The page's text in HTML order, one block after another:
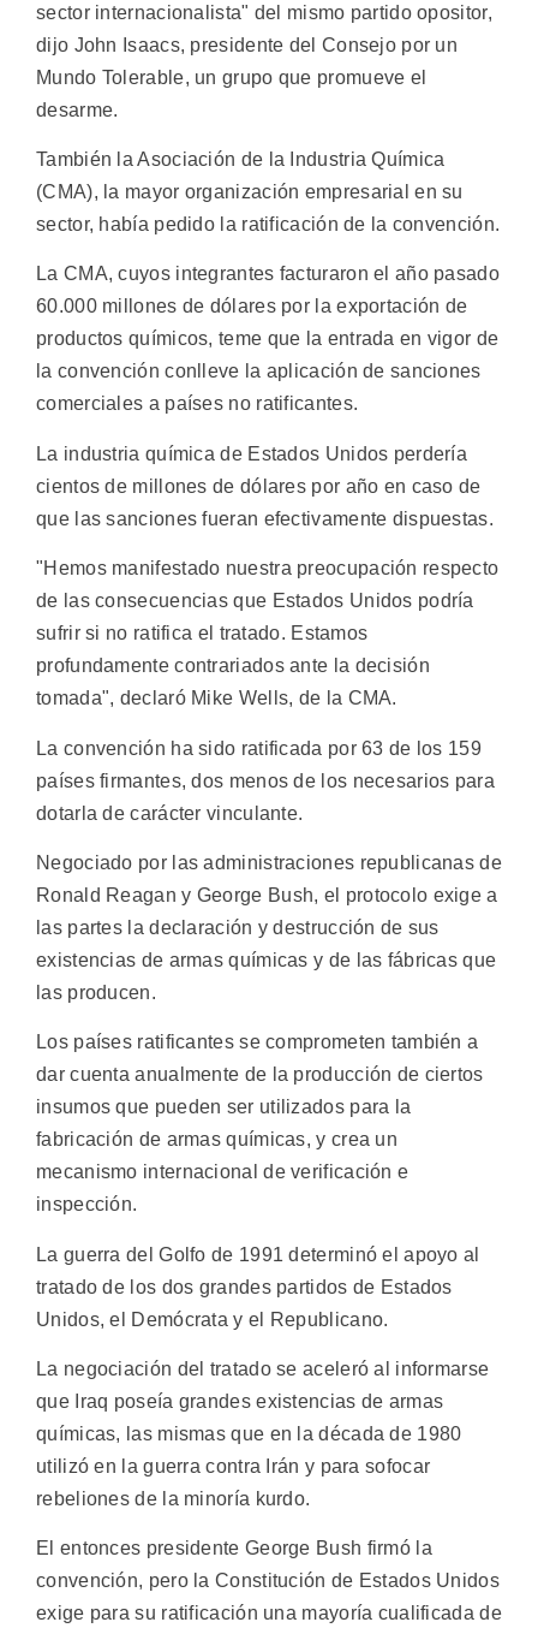
sector internacionalista" del mismo partido opositor,
dijo John Isaacs, presidente del Consejo por un
Mundo Tolerable, un grupo que promueve el
desarme.
También la Asociación de la Industria Química
(CMA), la mayor organización empresarial en su
sector, había pedido la ratificación de la convención.
La CMA, cuyos integrantes facturaron el año pasado
60.000 millones de dólares por la exportación de
productos químicos, teme que la entrada en vigor de
la convención conlleve la aplicación de sanciones
comerciales a países no ratificantes.
La industria química de Estados Unidos perdería
cientos de millones de dólares por año en caso de
que las sanciones fueran efectivamente dispuestas.
"Hemos manifestado nuestra preocupación respecto
de las consecuencias que Estados Unidos podría
sufrir si no ratifica el tratado. Estamos
profundamente contrariados ante la decisión
tomada", declaró Mike Wells, de la CMA.
La convención ha sido ratificada por 63 de los 159
países firmantes, dos menos de los necesarios para
dotarla de carácter vinculante.
Negociado por las administraciones republicanas de
Ronald Reagan y George Bush, el protocolo exige a
las partes la declaración y destrucción de sus
existencias de armas químicas y de las fábricas que
las producen.
Los países ratificantes se comprometen también a
dar cuenta anualmente de la producción de ciertos
insumos que pueden ser utilizados para la
fabricación de armas químicas, y crea un
mecanismo internacional de verificación e
inspección.
La guerra del Golfo de 1991 determinó el apoyo al
tratado de los dos grandes partidos de Estados
Unidos, el Demócrata y el Republicano.
La negociación del tratado se aceleró al informarse
que Iraq poseía grandes existencias de armas
químicas, las mismas que en la década de 1980
utilizó en la guerra contra Irán y para sofocar
rebeliones de la minoría kurdo.
El entonces presidente George Bush firmó la
convención, pero la Constitución de Estados Unidos
exige para su ratificación una mayoría cualificada de